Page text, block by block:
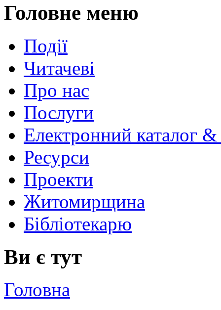
Головне меню
Події
Читачеві
Про нас
Послуги
Електронний каталог
Ресурси
Проекти
Житомирщина
Бібліотекарю
Ви є тут
Головна